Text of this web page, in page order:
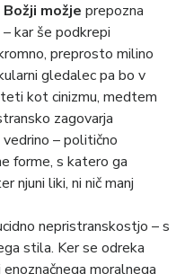
Božji možje prepozna
kar še podkrepi
preprosto milino
gledalec pa bo v
kot cinizmu, medtem
zagovarja
– politično
forme, s katero ga
njuni liki, ni nič manj
nepristranskostjo – s
stila. Ker se odreka
moralnega